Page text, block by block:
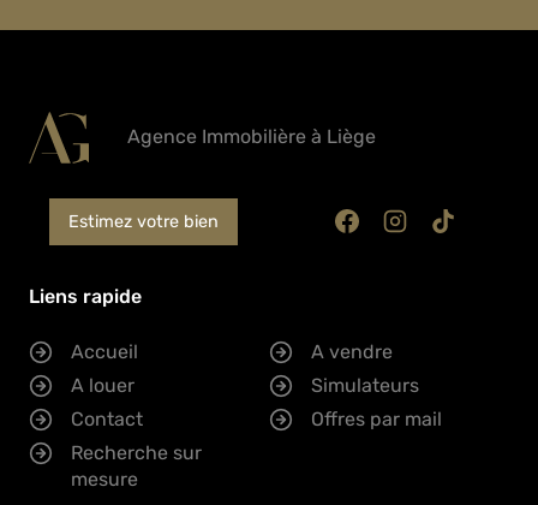
Agence Immobilière à Liège
Estimez votre bien
Liens rapide
Accueil
A vendre
A louer
Simulateurs
Contact
Offres par mail
Recherche sur
mesure